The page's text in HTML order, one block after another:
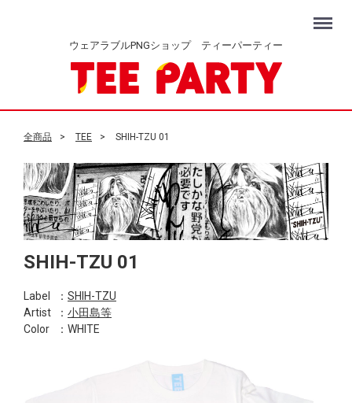
ウェアラブルPNGショップ ティーパーティー
Menu
全商品 TEE SHIH-TZU 01
SHIH-TZU 01
Label ： SHIH-TZU
Artist
： 小田島等
Color
：WHITE